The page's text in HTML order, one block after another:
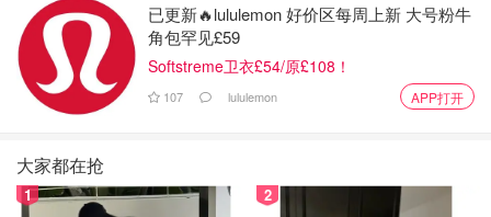
据《纽约时报》报道，马斯克曾告诉身边的人，他希望自己
的孩子和两个孩子的母亲住在这些房产里，这样他的小孩子
们就可以彼此亲近，马斯克也可以更轻松地与他们共度时
光。
这位德州亿万富翁的亲信告诉《纽约时报》，新房产距离他
通常居住的奥斯汀豪宅约10分钟步行路程。
已更新🔥lululemon 好价区每周上新 大号粉牛
角包罕见£59
Softstreme卫衣£54/原£108！
107 lululemon APP打开
大家都在抢
1 2